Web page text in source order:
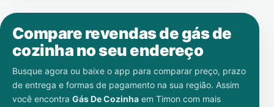
Compare revendas de gás de
cozinha no seu endereço
Busque agora ou baixe o app para comparar preço, prazo
de entrega e formas de pagamento na sua região. Assim
você encontra Gás De Cozinha em Timon com mais